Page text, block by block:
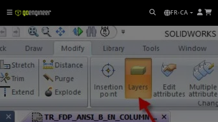
FR-CA